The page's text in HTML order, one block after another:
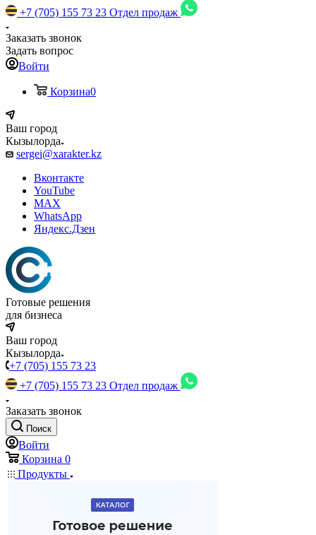
+7 (705) 155 73 23 Отдел продаж
Заказать звонок
Задать вопрос
Войти
Корзина0
Ваш город
Кызылорда
sergei@xarakter.kz
Вконтакте
YouTube
MAX
WhatsApp
Яндекс.Дзен
Готовые решения
для бизнеса
Ваш город
Кызылорда
+7 (705) 155 73 23
+7 (705) 155 73 23 Отдел продаж
Заказать звонок
Поиск
Войти
Корзина 0
Продукты